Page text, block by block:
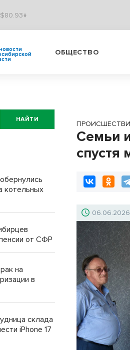
$80.93↓
ОБЩЕСТВО
Семьи
спустя
06.06.2026
НАЙТИ
котельных
от СФР
на
в
склада
iPhone 17